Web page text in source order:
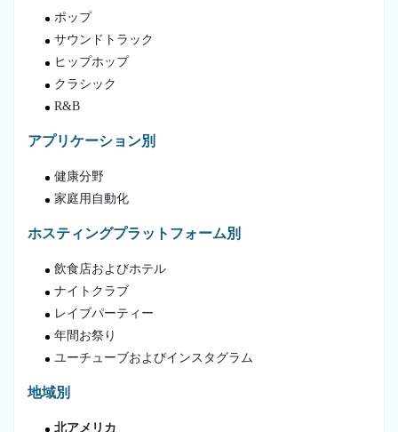
ポップ
サウンドトラック
ヒップホップ
クラシック
R&B
アプリケーション別
健康分野
家庭用自動化
ホスティングプラットフォーム別
飲食店およびホテル
ナイトクラブ
レイブパーティー
年間お祭り
ユーチューブおよびインスタグラム
地域別
北アメリカ